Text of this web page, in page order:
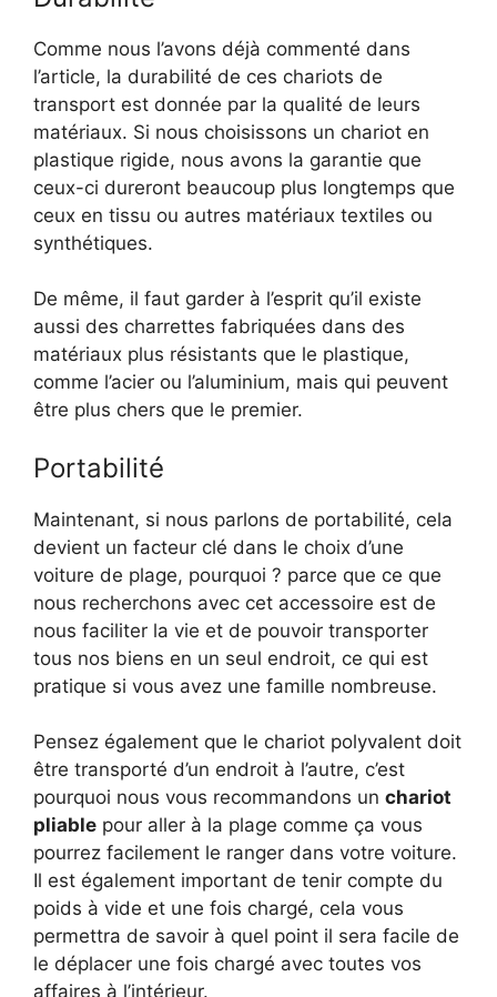
Comme nous l’avons déjà commenté dans
l’article, la durabilité de ces chariots de
transport est donnée par la qualité de leurs
matériaux. Si nous choisissons un chariot en
plastique rigide, nous avons la garantie que
ceux-ci dureront beaucoup plus longtemps que
ceux en tissu ou autres matériaux textiles ou
synthétiques.
De même, il faut garder à l’esprit qu’il existe
aussi des charrettes fabriquées dans des
matériaux plus résistants que le plastique,
comme l’acier ou l’aluminium, mais qui peuvent
être plus chers que le premier.
Portabilité
Maintenant, si nous parlons de portabilité, cela
devient un facteur clé dans le choix d’une
voiture de plage, pourquoi ? parce que ce que
nous recherchons avec cet accessoire est de
nous faciliter la vie et de pouvoir transporter
tous nos biens en un seul endroit, ce qui est
pratique si vous avez une famille nombreuse.
Pensez également que le chariot polyvalent doit
être transporté d’un endroit à l’autre, c’est
pourquoi nous vous recommandons un chariot
pliable pour aller à la plage comme ça vous
pourrez facilement le ranger dans votre voiture.
Il est également important de tenir compte du
poids à vide et une fois chargé, cela vous
permettra de savoir à quel point il sera facile de
le déplacer une fois chargé avec toutes vos
affaires à l’intérieur.